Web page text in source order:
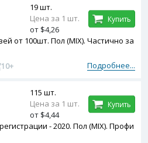
от 100шт. Пол (MIX). Частично за
Подробнее...
10+
19 шт.
Цена за 1 шт.
от $4,26
Купить
- 2020. Пол (MIX). Профи
115 шт.
Цена за 1 шт.
от $4,44
Купить